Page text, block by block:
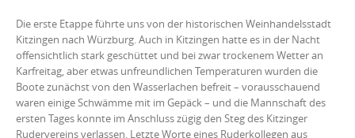
Die erste Etappe führte uns von der historischen Weinhandelsstadt
Kitzingen nach Würzburg. Auch in Kitzingen hatte es in der Nacht
offensichtlich stark geschüttet und bei zwar trockenem Wetter an
Karfreitag, aber etwas unfreundlichen Temperaturen wurden die
Boote zunächst von den Wasserlachen befreit – vorausschauend
waren einige Schwämme mit im Gepäck – und die Mannschaft des
ersten Tages konnte im Anschluss zügig den Steg des Kitzinger
Rudervereins verlassen. Letzte Worte eines Ruderkollegen aus